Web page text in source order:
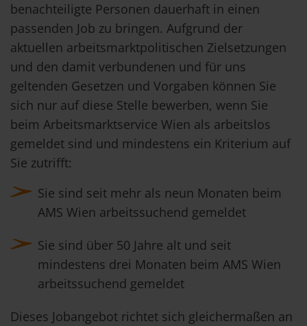
benachteiligte Personen dauerhaft in einen
passenden Job zu bringen. Aufgrund der
aktuellen arbeitsmarktpolitischen Zielsetzungen
und den damit verbundenen und für uns
geltenden Gesetzen und Vorgaben können Sie
sich nur auf diese Stelle bewerben, wenn Sie
beim Arbeitsmarktservice Wien als arbeitslos
gemeldet sind und mindestens ein Kriterium auf
Sie zutrifft:
Sie sind seit mehr als neun Monaten beim
AMS Wien arbeitssuchend gemeldet
Sie sind über 50 Jahre alt und seit
mindestens drei Monaten beim AMS Wien
arbeitssuchend gemeldet
Dieses Jobangebot richtet sich gleichermaßen an
Standorte